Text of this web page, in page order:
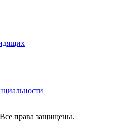
права защищены.